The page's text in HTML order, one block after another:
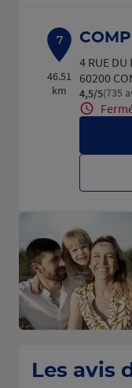
7
46.51
km
4 RUE DU
60200
4,5/5Note de
(735
Les avis